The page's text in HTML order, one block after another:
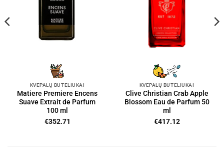
KVEPALŲ BUTELIUKAI
Matiere Premiere Encens
Suave Extrait de Parfum
100 ml
€352.71
KVEPALŲ BUTELIUKAI
Clive Christian Crab Apple
Blossom Eau de Parfum 50
ml
€417.12